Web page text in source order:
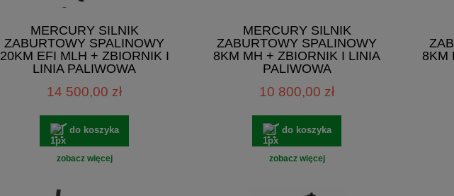
MERCURY SILNIK
ZABURTOWY SPALINOWY
20KM EFI MLH + ZBIORNIK I
LINIA PALIWOWA
14 500,00 zł
do koszyka
zobacz więcej
MERCURY SILNIK
ZABURTOWY SPALINOWY
8KM MH + ZBIORNIK I LINIA
PALIWOWA
10 800,00 zł
do koszyka
zobacz więcej
8KM